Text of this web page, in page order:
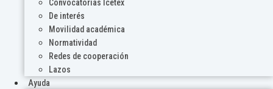
Convocatorias Icetex
De interés
Movilidad académica
Normatividad
Redes de cooperación
Lazos
Ayuda